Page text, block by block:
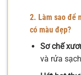
2. Làm sao để
có màu đẹp?
Sơ chế
và rửa